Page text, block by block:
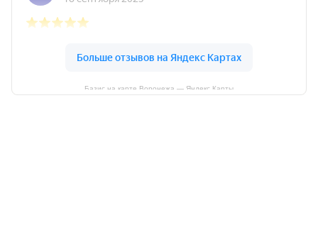
Базис на карте Воронежа — Яндекс Карты